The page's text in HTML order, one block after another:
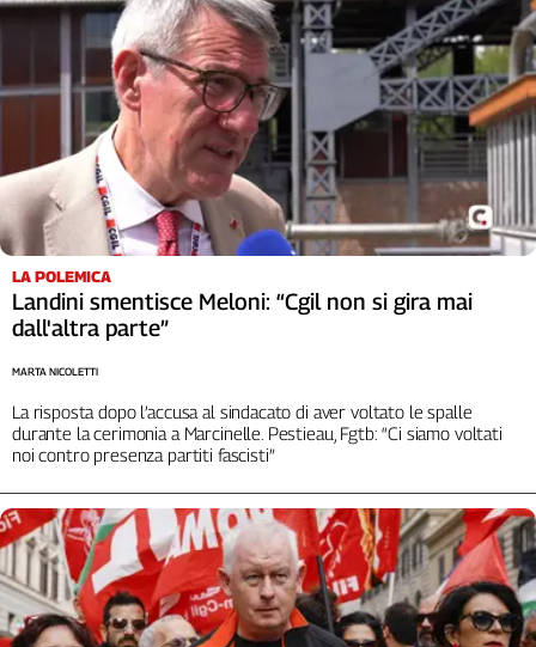
LA POLEMICA
Landini smentisce Meloni: “Cgil non si gira mai
dall'altra parte”
La risposta dopo l’accusa al sindacato di aver voltato le spalle
durante la cerimonia a Marcinelle. Pestieau, Fgtb: “Ci siamo voltati
noi contro presenza partiti fascisti”
MARTA NICOLETTI